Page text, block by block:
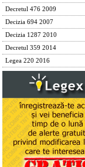
Decretul 476 2009
Decizia 694 2007
Decizia 1287 2010
Decretul 359 2014
Legea 220 2016